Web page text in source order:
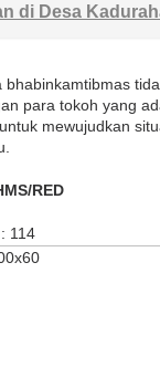
di Desa
bhabinkamtibmas
para tokoh yang
mewujudkan
RED
114